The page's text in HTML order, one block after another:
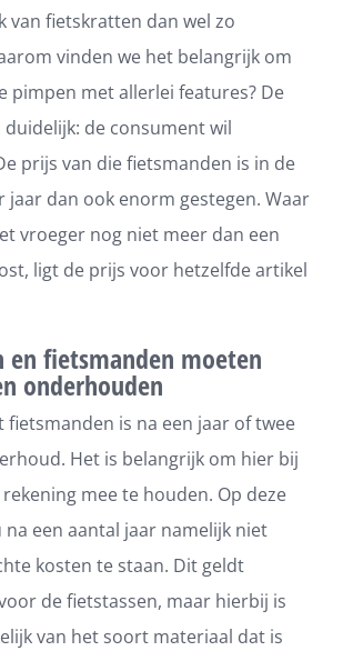
van fietskratten dan wel zo
vinden we het belangrijk om
pimpen met allerlei features? De
de consument wil
prijs van die fietsmanden is in de
jaar dan ook enorm gestegen. Waar
vroeger nog niet meer dan een
ligt de prijs voor hetzelfde artikel
en fietsmanden moeten
onderhouden
fietsmanden is na een jaar of twee
Het is belangrijk om hier bij
mee te houden. Op deze
een aantal jaar namelijk niet
kosten te staan. Dit geldt
de fietstassen, maar hierbij is
van het soort materiaal dat is